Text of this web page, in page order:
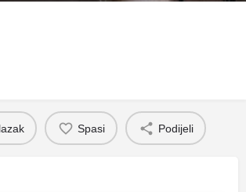
Spasi Podijeli